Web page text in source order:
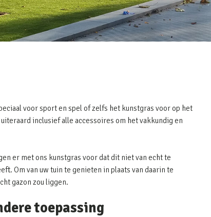
voor sport en spel of zelfs het kunstgras voor op het
inclusief alle accessoires om het vakkundig en
er met ons kunstgras voor dat dit niet van echt te
Om van uw tuin te genieten in plaats van daarin te
gazon zou liggen.
toepassing